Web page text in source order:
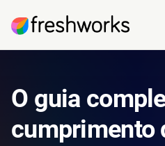
O guia
cumprimento